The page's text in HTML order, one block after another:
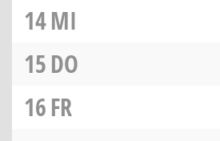
14MI
15DO
16FR